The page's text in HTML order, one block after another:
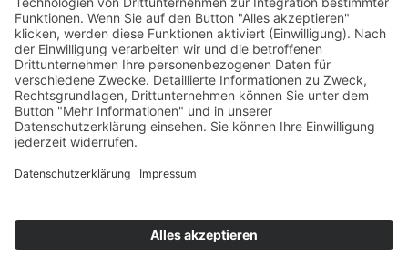
Fahrzeuge
Messestand
Werbemittel
Getränkedosen
Alle ansehen >